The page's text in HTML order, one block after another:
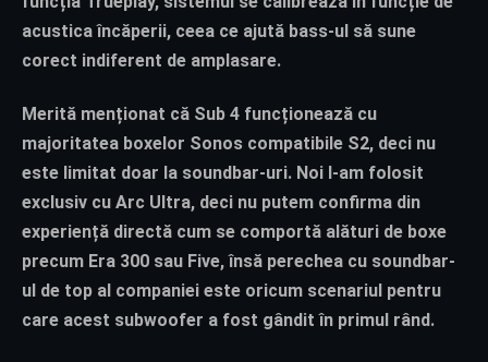
acustica încăperii, ceea ce ajută bass-ul să sune
corect indiferent de amplasare.
Merită menționat că Sub 4 funcționează cu
majoritatea boxelor Sonos compatibile S2, deci nu
este limitat doar la soundbar-uri. Noi l-am folosit
exclusiv cu Arc Ultra, deci nu putem confirma din
experiență directă cum se comportă alături de boxe
precum Era 300 sau Five, însă perechea cu soundbar-
ul de top al companiei este oricum scenariul pentru
care acest subwoofer a fost gândit în primul rând.